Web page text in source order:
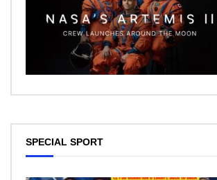
SPECIAL SPORT